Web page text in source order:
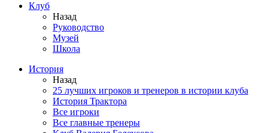
Клуб
Назад
Руководство
Музей
Школа
История
Назад
25 лучших игроков и тренеров в истории клуба
История Трактора
Все игроки
Все главные тренеры